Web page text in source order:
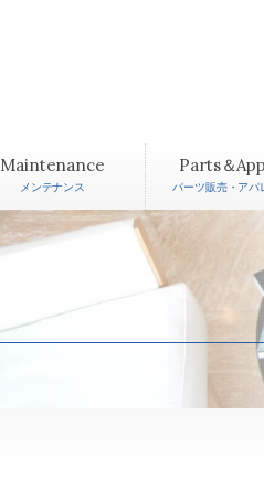
Maintenance
メンテナンス
Parts＆
パーツ販売・アパ